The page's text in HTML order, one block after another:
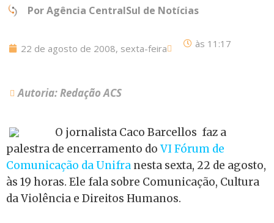
PorAgência CentralSul de Notícias
22 de agosto de 2008, sexta-feira às 11:17
Autoria: Redação ACS
O jornalista Caco Barcellos faz a
palestra de encerramento do VI Fórum de
Comunicação da Unifra nesta sexta, 22 de agosto,
às 19 horas. Ele fala sobre Comunicação, Cultura
da Violência e Direitos Humanos.